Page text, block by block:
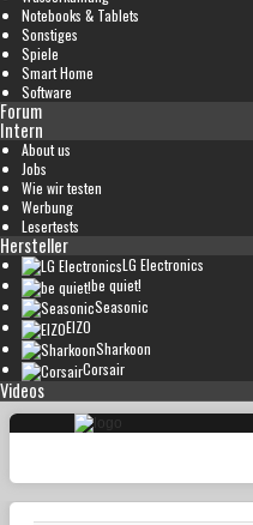
Notebooks & Tablets
Sonstiges
Spiele
Smart Home
Software
Forum
Intern
About us
Jobs
Wie wir testen
Werbung
Lesertests
Hersteller
LG Electronics
be quiet!
Seasonic
EIZO
Sharkoon
Corsair
Videos